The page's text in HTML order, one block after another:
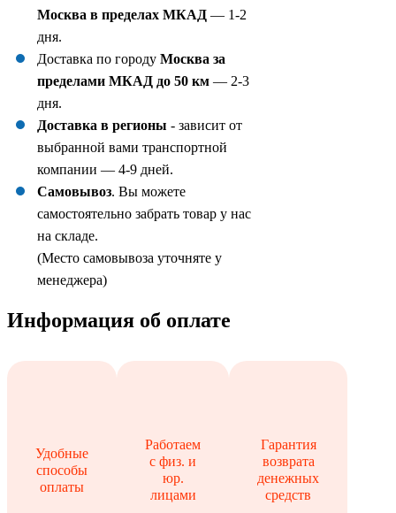
Москва в пределах МКАД — 1-2
дня.
Доставка по городу Москва за
пределами МКАД до 50 км — 2-3
дня.
Доставка в регионы - зависит от
выбранной вами транспортной
компании — 4-9 дней.
Самовывоз. Вы можете
самостоятельно забрать товар у нас
на складе.
(Место самовывоза уточняте у
менеджера)
Информация об оплате
Удобные
способы
оплаты
Работаем
с физ. и
юр.
лицами
Гарантия
возврата
денежных
средств